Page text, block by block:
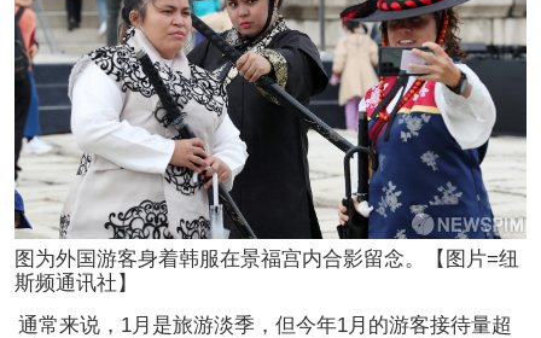
图为外国游客身着韩服在景福宫内合影留念。【图片=纽
斯频通讯社】
通常来说，1月是旅游淡季，但今年1月的游客接待量超